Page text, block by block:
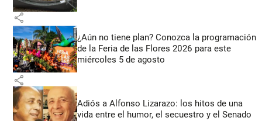
share
¿Aún no tiene plan? Conozca la programación
de la Feria de las Flores 2026 para este
miércoles 5 de agosto
share
Adiós a Alfonso Lizarazo: los hitos de una
vida entre el humor, el secuestro y el Senado